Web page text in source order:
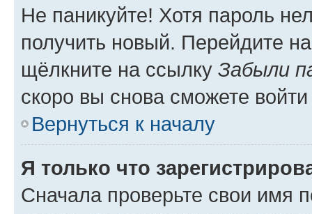
Не паникуйте! Хотя пароль
получить новый. Перейдите
щёлкните на ссылку Забыли
скоро вы снова сможете
Вернуться к началу
Я только что
Сначала проверьте свои имя